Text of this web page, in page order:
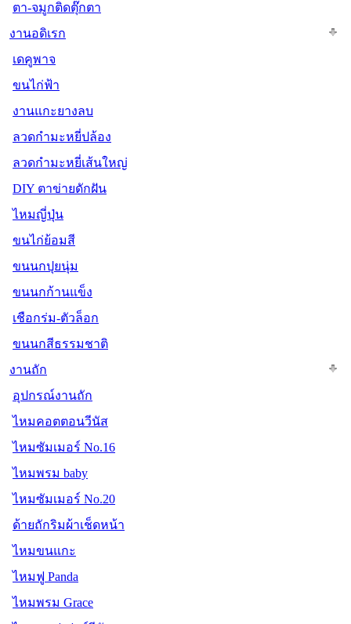
ตา-จมูกติดตุ๊กตา
งานอดิเรก
เดคูพาจ
ขนไก่ฟ้า
งานแกะยางลบ
ลวดกำมะหยี่ปล้อง
ลวดกำมะหยี่เส้นใหญ่
DIY ตาข่ายดักฝัน
ไหมญี่ปุ่น
ขนไก่ย้อมสี
ขนนกปุยนุ่ม
ขนนกก้านแข็ง
เชือกร่ม-ตัวล็อก
ขนนกสีธรรมชาติ
งานถัก
อุปกรณ์งานถัก
ไหมคอตตอนวีนัส
ไหมซัมเมอร์ No.16
ไหมพรม baby
ไหมซัมเมอร์ No.20
ด้ายถักริมผ้าเช็ดหน้า
ไหมขนแกะ
ไหมฟู Panda
ไหมพรม Grace